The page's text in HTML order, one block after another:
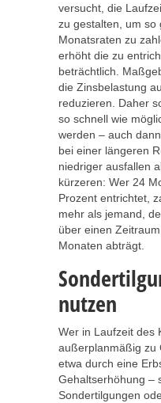
versucht, die
zu gestalten, um so
Monatsraten zu
erhöht die zu
beträchtlich.
die Zinsbelastung
reduzieren. Daher
so schnell wie
werden – auch
bei einer längeren
niedriger ausfallen
kürzeren: Wer 24
Prozent entrichtet,
mehr als jemand,
über einen
Monaten abträgt.
nutzen
Wer in Laufzeit des
außerplanmäßig zu
etwa durch eine
Gehaltserhöhung –
Sondertilgungen